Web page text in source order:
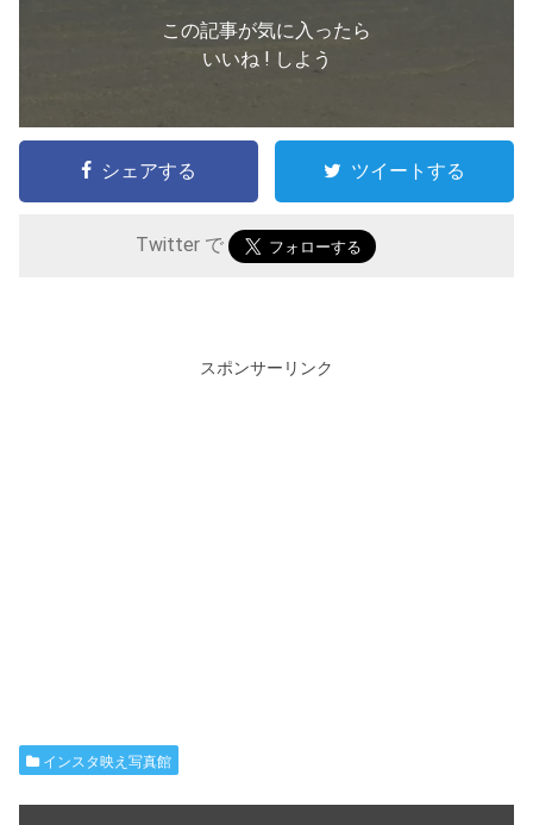
この記事が気に入ったら
いいね ! しよう
シェアする ツイートする
Twitter で
スポンサーリンク
インスタ映え写真館